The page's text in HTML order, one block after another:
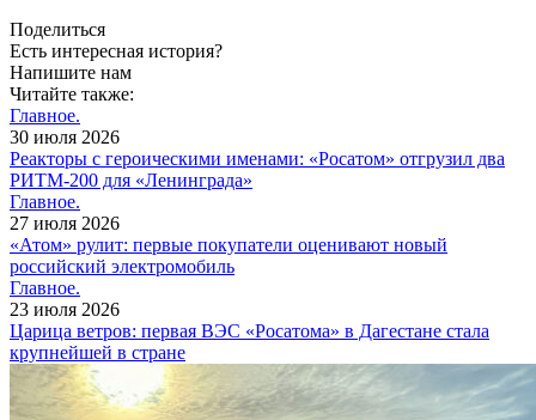
Поделиться
Есть интересная история?
Напишите нам
Читайте также:
Главное.
30 июля 2026
Реакторы с героическими именами: «Росатом» отгрузил два
РИТМ-200 для «Ленинграда»
Главное.
27 июля 2026
«Атом» рулит: первые покупатели оценивают новый
российский электромобиль
Главное.
23 июля 2026
Царица ветров: первая ВЭС «Росатома» в Дагестане стала
крупнейшей в стране